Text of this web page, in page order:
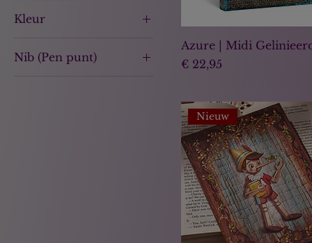
Ultra
Ongelinieerd
Kleur
Zwart
Nib (Pen punt)
Azure | Midi
Prijs
€ 22,95
Nieuw